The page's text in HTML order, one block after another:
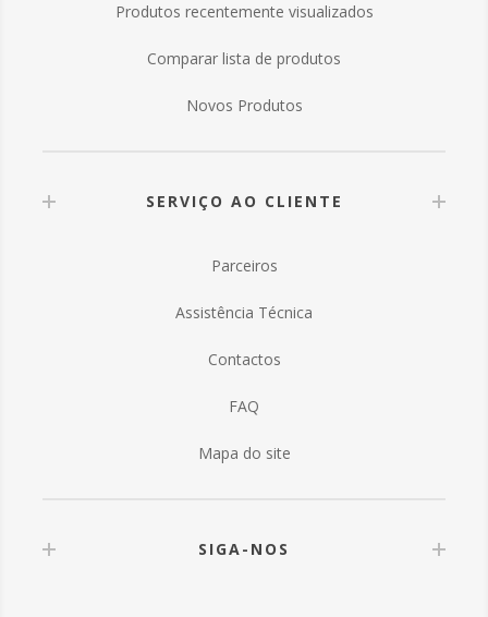
Produtos recentemente visualizados
Comparar lista de produtos
Novos Produtos
SERVIÇO AO CLIENTE
Parceiros
Assistência Técnica
Contactos
FAQ
Mapa do site
SIGA-NOS